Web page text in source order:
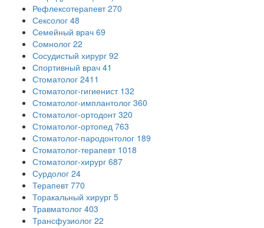
Рефлексотерапевт 270
Сексолог 48
Семейный врач 69
Сомнолог 22
Сосудистый хирург 92
Спортивный врач 41
Стоматолог 2411
Стоматолог-гигиенист 132
Стоматолог-имплантолог 360
Стоматолог-ортодонт 320
Стоматолог-ортопед 763
Стоматолог-пародонтолог 189
Стоматолог-терапевт 1018
Стоматолог-хирург 687
Сурдолог 24
Терапевт 770
Торакальный хирург 5
Травматолог 403
Трансфузиолог 22